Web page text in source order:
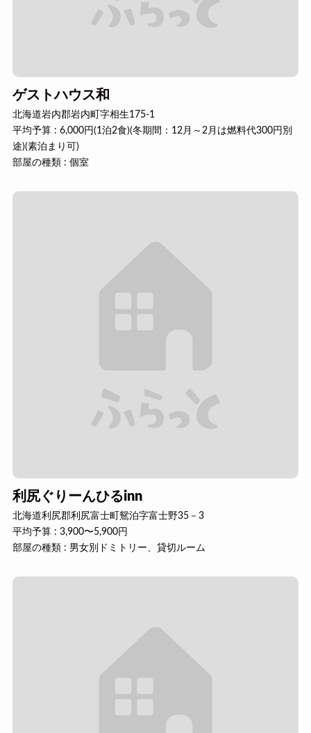
ゲストハウス和
北海道岩内郡岩内町字相生175-1
平均予算 : 6,000円(1泊2食)(冬期間：12月～2月は燃料代300円別
途)(素泊まり可)
部屋の種類 : 個室
利尻ぐりーんひるinn
北海道利尻郡利尻富士町鴛泊字富士野35－3
平均予算 : 3,900〜5,900円
部屋の種類 : 男女別ドミトリー、貸切ルーム